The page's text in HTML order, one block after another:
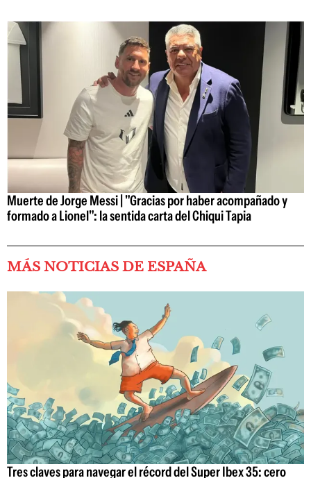
Muerte de Jorge Messi | "Gracias por haber acompañado y
formado a Lionel": la sentida carta del Chiqui Tapia
MÁS NOTICIAS DE ESPAÑA
Tres claves para navegar el récord del Super Ibex 35: cero